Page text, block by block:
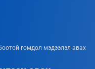
гомдол мэдээлэл авах